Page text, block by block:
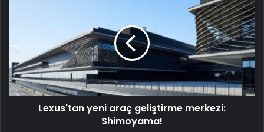
Shimoyama!
Lexus'tan yeni araç geliştirme merkezi:
Shimoyama!